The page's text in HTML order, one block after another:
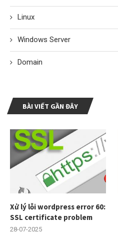
Linux
Windows Server
Domain
BÀI VIẾT GẦN ĐÂY
Xử lý lỗi wordpress error 60:
SSL certificate problem
28-07-2025